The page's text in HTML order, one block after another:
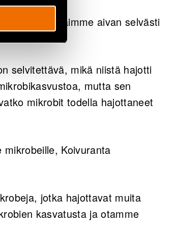
tuloksia. – Näimme aivan selvästi
selvitettävä, mikä niistä hajotti
mutta sen
mikrobit todella hajottaneet
Koivuranta
jotka hajottavat muita
kasvatusta ja otamme